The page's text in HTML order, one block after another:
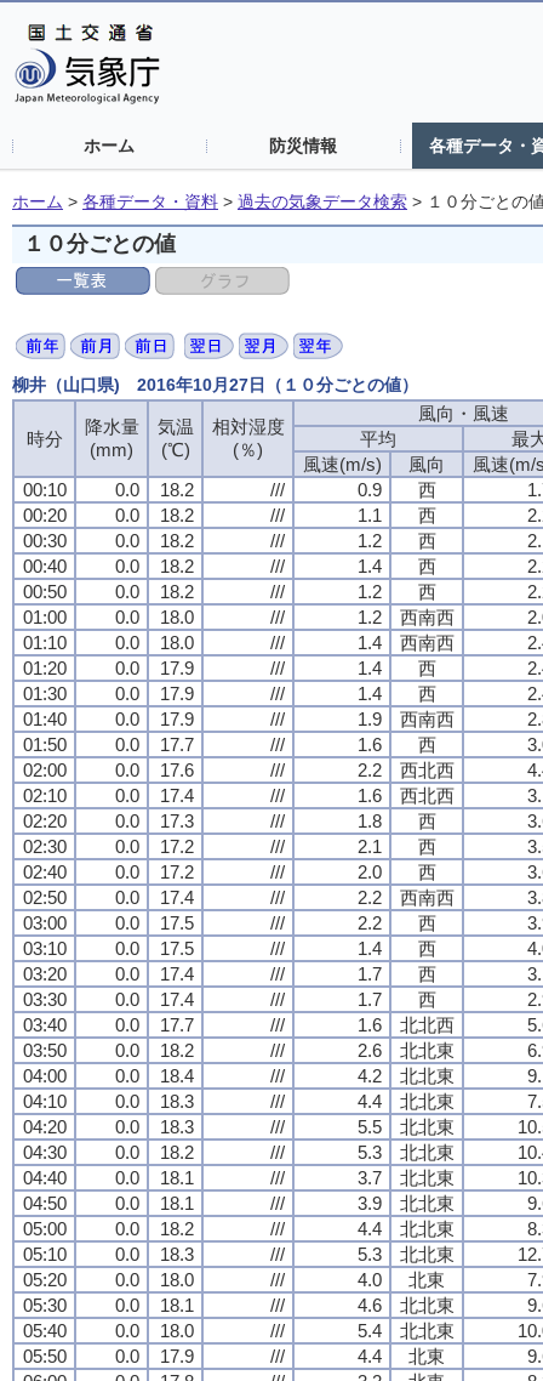
ホーム 防災情報 各種データ・
ホーム > 各種データ・資料 > 過去の気象データ検索 > １０分ごとの
１０分ごとの値
柳井（山口県) 2016年10月27日（１０分ごとの値）
時分
降水量
(mm)
気温
(℃)
相対湿度
(％)
風向・風速
平均
最
風速(m/s)
風向
風速(m/
00:10
0.0 18.2 /// 0.9 西
00:20
0.0 18.2 /// 1.1 西
00:30
0.0 18.2 /// 1.2 西
00:40
0.0 18.2 /// 1.4 西
00:50
0.0 18.2 /// 1.2 西
01:00
0.0 18.0 /// 1.2 西南西
01:10
0.0 18.0 /// 1.4 西南西
01:20
0.0 17.9 /// 1.4 西
01:30
0.0 17.9 /// 1.4 西
01:40
0.0 17.9 /// 1.9 西南西
01:50
0.0 17.7 /// 1.6 西
02:00
0.0 17.6 /// 2.2 西北西
02:10
0.0 17.4 /// 1.6 西北西
02:20
0.0 17.3 /// 1.8 西
02:30
0.0 17.2 /// 2.1 西
02:40
0.0 17.2 /// 2.0 西
02:50
0.0 17.4 /// 2.2 西南西
03:00
0.0 17.5 /// 2.2 西
03:10
0.0 17.5 /// 1.4 西
03:20
0.0 17.4 /// 1.7 西
03:30
0.0 17.4 /// 1.7 西
03:40
0.0 17.7 /// 1.6 北北西
03:50
0.0 18.2 /// 2.6 北北東
04:00
0.0 18.4 /// 4.2 北北東
04:10
0.0 18.3 /// 4.4 北北東
04:20
0.0 18.3 /// 5.5 北北東
04:30
0.0 18.2 /// 5.3 北北東
04:40
0.0 18.1 /// 3.7 北北東
04:50
0.0 18.1 /// 3.9 北北東
05:00
0.0 18.2 /// 4.4 北北東
05:10
0.0 18.3 /// 5.3 北北東
05:20
0.0 18.0 /// 4.0 北東
05:30
0.0 18.1 /// 4.6 北北東
05:40
0.0 18.0 /// 5.4 北北東
05:50
0.0 17.9 /// 4.4 北東